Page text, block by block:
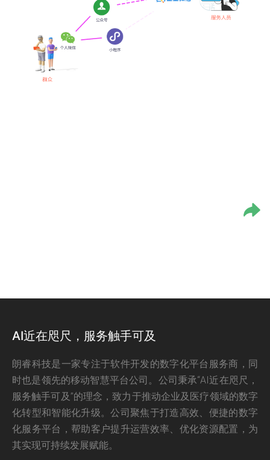
AI近在咫尺，服务触手可及
朗睿科技是一家专注于软件开发的数字化平台服务商，同
时也是领先的移动智慧平台公司。公司秉承“AI近在咫尺，
服务触手可及”的理念，致力于推动企业及医疗领域的数字
化转型和智能化升级。公司聚焦于打造高效、便捷的数字
化服务平台，帮助客户提升运营效率、优化资源配置，为
其实现可持续发展赋能。